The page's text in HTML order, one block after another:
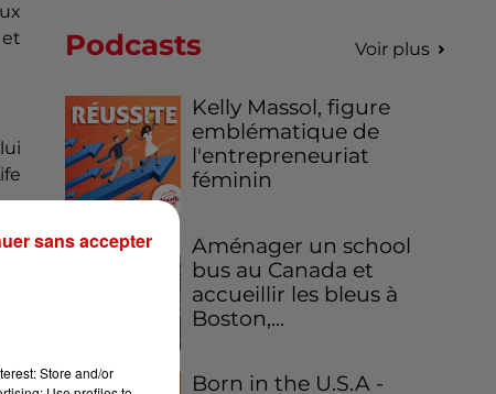
Podcasts Voir plus
Kelly Massol, figure
emblématique de
l'entrepreneuriat
féminin
Aménager un school
bus au Canada et
accueillir les bleus à
Boston,...
Born in the U.S.A -
Store and/or
sans accepter